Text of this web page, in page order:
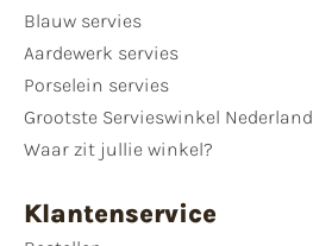
Blauw servies
Aardewerk servies
Porselein servies
Grootste Servieswinkel Nederland
Waar zit jullie winkel?
Klantenservice